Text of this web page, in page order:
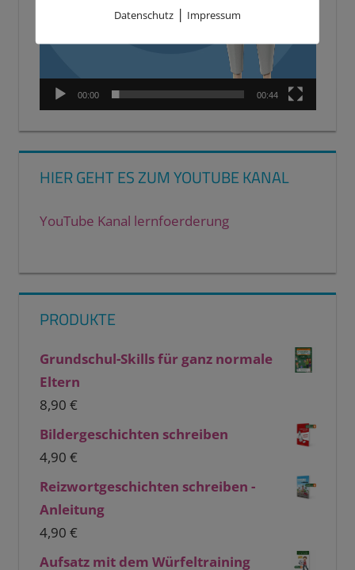
00:00 00:44
HIER GEHT ES ZUM YOUTUBE KANAL
YouTube Kanal lernfoerderung
PRODUKTE
Grundschul-Skills für ganz normale
Eltern
8,90 €
Bildergeschichten schreiben
4,90 €
Reizwortgeschichten schreiben -
Anleitung
4,90 €
Aufsatz mit dem Würfeltraining
Datenschutz| Impressum